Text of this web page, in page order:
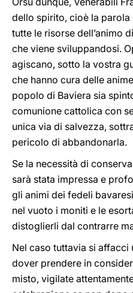
dello spirito, cioè la
tutte le risorse dell’animo
che viene sviluppandosi.
agiscano, sotto la vostra
che hanno cura delle
popolo di Baviera sia
comunione cattolica con
unica via di salvezza,
pericolo di abbandonarla.
Se la necessità di
sarà stata impressa e
gli animi dei fedeli
nel vuoto i moniti e le
distoglierli dal contrarre
Nel caso tuttavia si affacci
dover prendere in
misto, vigilate